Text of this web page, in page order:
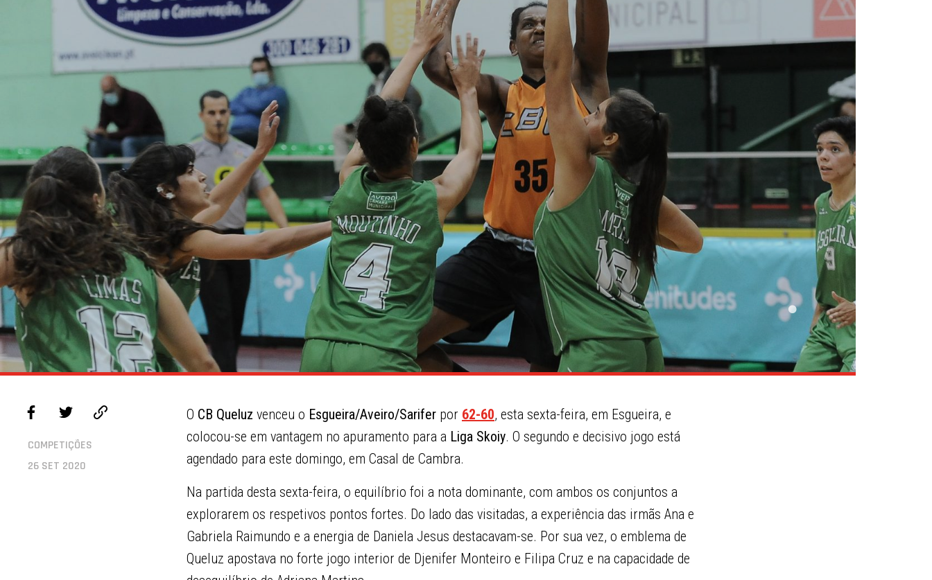
COMPETIÇÕES
26 SET 2020
O CB Queluz venceu o Esgueira/Aveiro/Sarifer por 62-60, esta sexta-feira, em Esgueira, e
colocou-se em vantagem no apuramento para a Liga Skoiy. O segundo e decisivo jogo está
agendado para este domingo, em Casal de Cambra.
Na partida desta sexta-feira, o equilíbrio foi a nota dominante, com ambos os conjuntos a
explorarem os respetivos pontos fortes. Do lado das visitadas, a experiência das irmãs Ana e
Gabriela Raimundo e a energia de Daniela Jesus destacavam-se. Por sua vez, o emblema de
Queluz apostava no forte jogo interior de Djenifer Monteiro e Filipa Cruz e na capacidade de